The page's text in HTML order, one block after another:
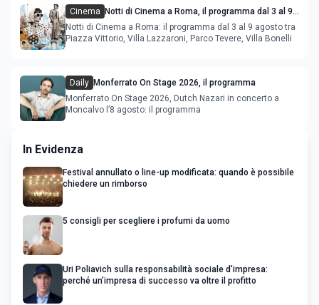
Cinema Notti di Cinema a Roma, il programma dal 3 al 9
Notti di Cinema a Roma: il programma dal 3 al 9 agosto tra
Piazza Vittorio, Villa Lazzaroni, Parco Tevere, Villa Bonelli
Daily Monferrato On Stage 2026, il programma
Monferrato On Stage 2026, Dutch Nazari in concerto a
Moncalvo l’8 agosto: il programma
In Evidenza
Festival annullato o line-up modificata: quando è possibile
chiedere un rimborso
5 consigli per scegliere i profumi da uomo
Uri Poliavich sulla responsabilità sociale d’impresa:
perché un’impresa di successo va oltre il profitto